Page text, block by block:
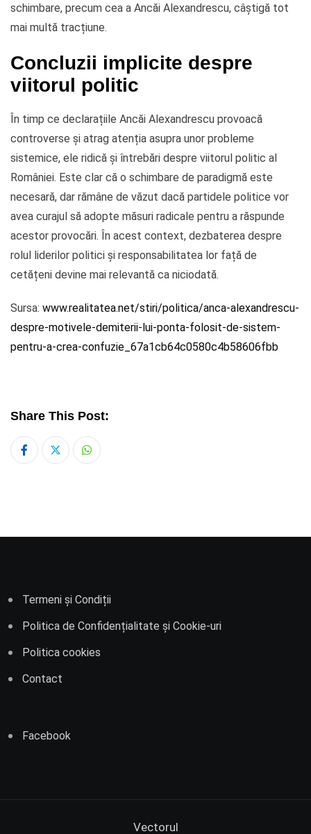
schimbare, precum cea a Ancăi Alexandrescu, câștigă tot
mai multă tracțiune.
Concluzii implicite despre
viitorul politic
În timp ce declarațiile Ancăi Alexandrescu provoacă
controverse și atrag atenția asupra unor probleme
sistemice, ele ridică și întrebări despre viitorul politic al
României. Este clar că o schimbare de paradigmă este
necesară, dar rămâne de văzut dacă partidele politice vor
avea curajul să adopte măsuri radicale pentru a răspunde
acestor provocări. În acest context, dezbaterea despre
rolul liderilor politici și responsabilitatea lor față de
cetățeni devine mai relevantă ca niciodată.
Sursa: www.realitatea.net/stiri/politica/anca-alexandrescu-
despre-motivele-demiterii-lui-ponta-folosit-de-sistem-
pentru-a-crea-confuzie_67a1cb64c0580c4b58606fbb
Share This Post:
Whatsapp
Termeni și Condiții
Politica de Confidențialitate și Cookie-uri
Politica cookies
Contact
Facebook
Vectorul